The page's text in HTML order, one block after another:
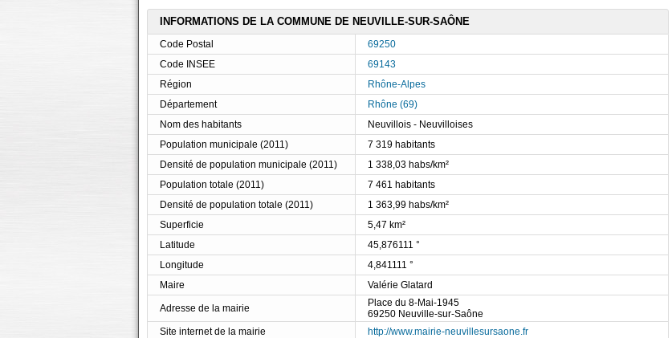
INFORMATIONS DE LA COMMUNE DE NEUVILLE-SUR-SAÔNE
Code Postal
69250
Code INSEE
69143
Région
Rhône-Alpes
Département
Rhône (69)
Nom des habitants
Neuvillois - Neuvilloises
Population municipale (2011)
7 319 habitants
Densité de population municipale (2011)
1 338,03 habs/km²
Population totale (2011)
7 461 habitants
Densité de population totale (2011)
1 363,99 habs/km²
Superficie
5,47 km²
Latitude
45,876111 °
Longitude
4,841111 °
Maire
Valérie Glatard
Adresse de la mairie
Place du 8-Mai-1945
69250 Neuville-sur-Saône
Site internet de la mairie
http://www.mairie-neuvillesursaone.fr